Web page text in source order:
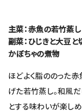
主菜：赤魚の若竹蒸し
副菜：ひじきと大豆
かぼちゃの煮物
ほどよく脂ののった
げた若竹蒸し。和風
とする味わいが楽しめ